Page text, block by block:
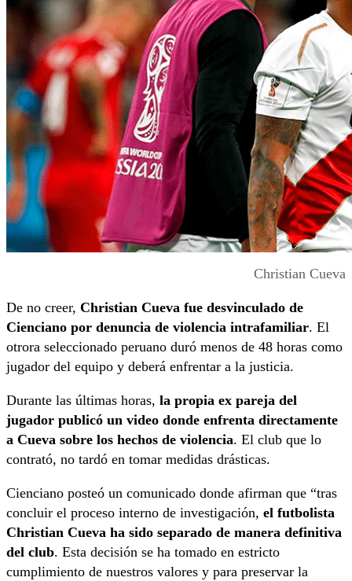
Christian Cueva
De no creer, Christian Cueva fue desvinculado de
Cienciano por denuncia de violencia intrafamiliar. El
otrora seleccionado peruano duró menos de 48 horas como
jugador del equipo y deberá enfrentar a la justicia.
Durante las últimas horas, la propia ex pareja del
jugador publicó un video donde enfrenta directamente
a Cueva sobre los hechos de violencia. El club que lo
contrató, no tardó en tomar medidas drásticas.
Cienciano posteó un comunicado donde afirman que “tras
concluir el proceso interno de investigación, el futbolista
Christian Cueva ha sido separado de manera definitiva
del club. Esta decisión se ha tomado en estricto
cumplimiento de nuestros valores y para preservar la